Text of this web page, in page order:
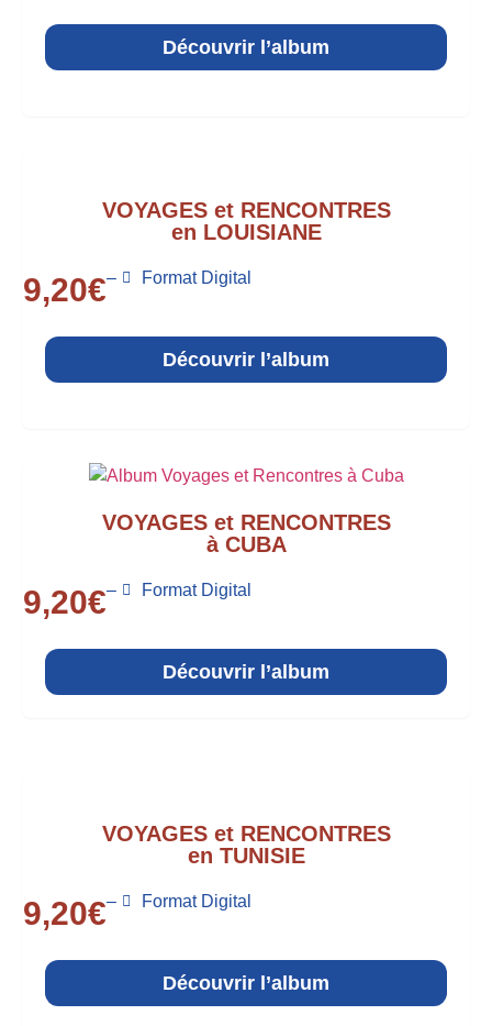
Découvrir l’album
VOYAGES et RENCONTRES
en LOUISIANE
9,20€– Format Digital
Découvrir l’album
VOYAGES et RENCONTRES
à CUBA
9,20€– Format Digital
Découvrir l’album
VOYAGES et RENCONTRES
en TUNISIE
9,20€– Format Digital
Découvrir l’album